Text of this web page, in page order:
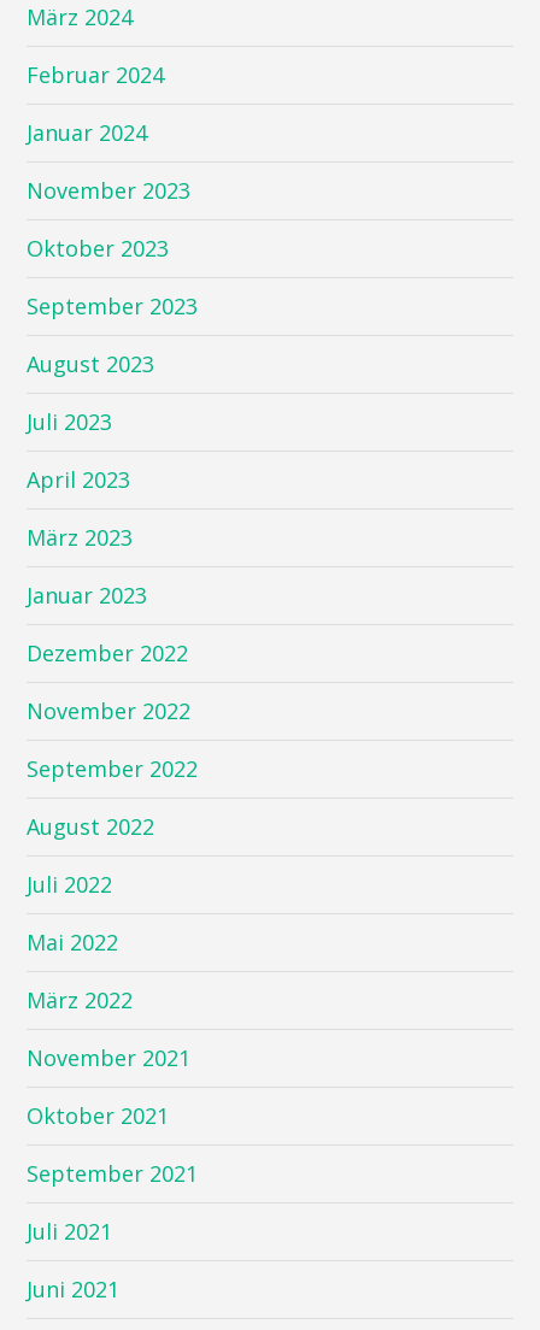
März 2024
Februar 2024
Januar 2024
November 2023
Oktober 2023
September 2023
August 2023
Juli 2023
April 2023
März 2023
Januar 2023
Dezember 2022
November 2022
September 2022
August 2022
Juli 2022
Mai 2022
März 2022
November 2021
Oktober 2021
September 2021
Juli 2021
Juni 2021